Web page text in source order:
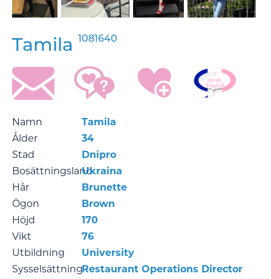
Tamila 1081640
Namn
Tamila
Ålder
34
Stad
Dnipro
BosättningslandUkraina
Hår
Brunette
Ögon
Brown
Höjd
170
Vikt
76
Utbildning
University
SysselsättningRestaurant Operations Director